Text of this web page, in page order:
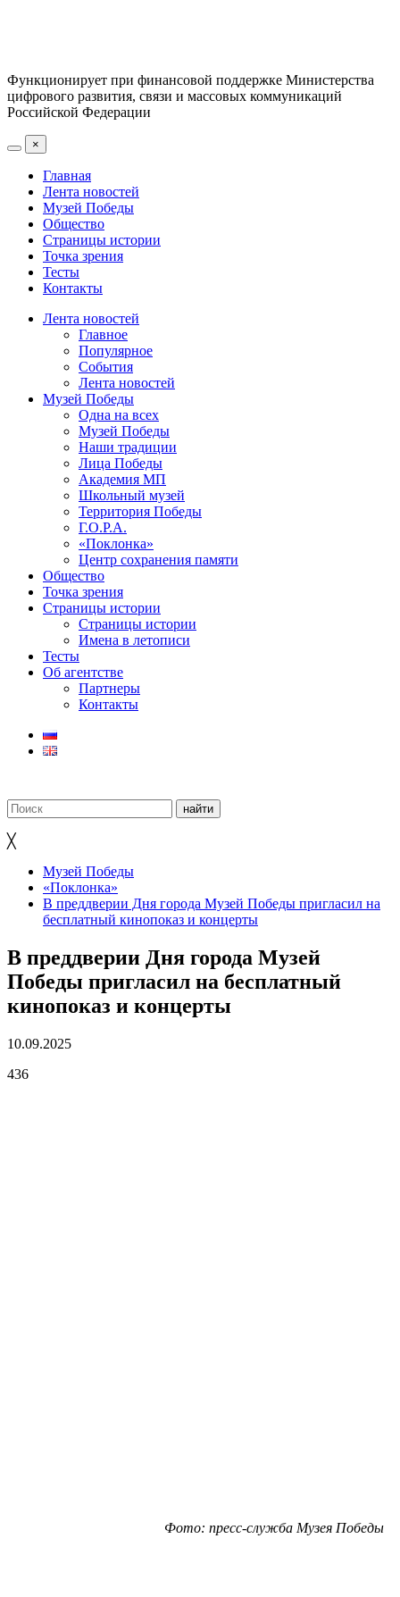
Функционирует при финансовой поддержке Министерства
цифрового развития, связи и массовых коммуникаций
Российской Федерации
×
Главная
Лента новостей
Музей Победы
Общество
Страницы истории
Точка зрения
Тесты
Контакты
Лента новостей
Главное
Популярное
События
Лента новостей
Музей Победы
Одна на всех
Музей Победы
Наши традиции
Лица Победы
Академия МП
Школьный музей
Территория Победы
Г.О.Р.А.
«Поклонка»
Центр сохранения памяти
Общество
Точка зрения
Страницы истории
Страницы истории
Имена в летописи
Тесты
Об агентстве
Партнеры
Контакты
╳
Музей Победы
«Поклонка»
В преддверии Дня города Музей Победы пригласил на
бесплатный кинопоказ и концерты
В преддверии Дня города Музей
Победы пригласил на бесплатный
кинопоказ и концерты
10.09.2025
436
Фото: пресс-служба Музея Победы